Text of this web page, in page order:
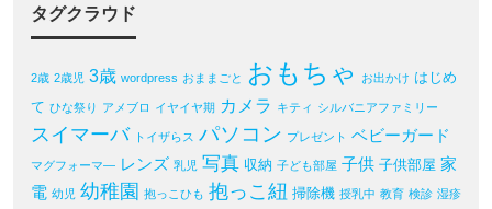
タグクラウド
2歳 2歳児 3歳 wordpress おままごと おもちゃ お出かけ はじめ
て ひな祭り アメブロ イヤイヤ期 カメラ キティ シルバニアファミリー
スイマーバ トイザらス パソコン プレゼント ベビーガード
マグフォーマ― レンズ 乳児 写真 収納 子ども部屋 子供 子供部屋 家
電 幼児 幼稚園 抱っこひも 抱っこ紐 掃除機 授乳中 教育 検診 湿疹